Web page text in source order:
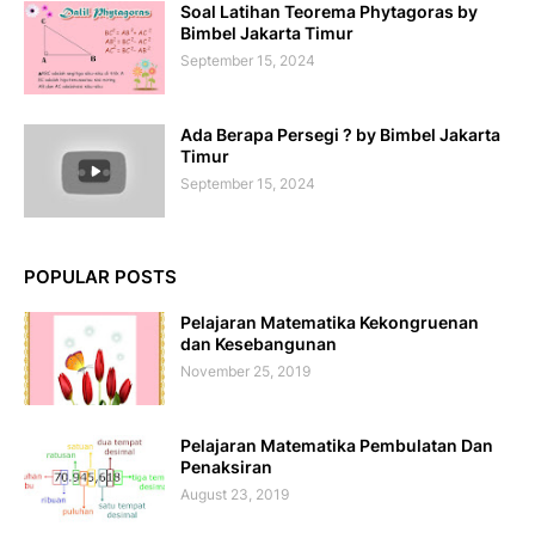
Soal Latihan Teorema Phytagoras by
Bimbel Jakarta Timur
September 15, 2024
Ada Berapa Persegi ? by Bimbel Jakarta
Timur
September 15, 2024
POPULAR POSTS
Pelajaran Matematika Kekongruenan
dan Kesebangunan
November 25, 2019
Pelajaran Matematika Pembulatan Dan
Penaksiran
August 23, 2019